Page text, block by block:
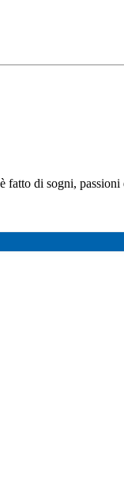
di sogni,